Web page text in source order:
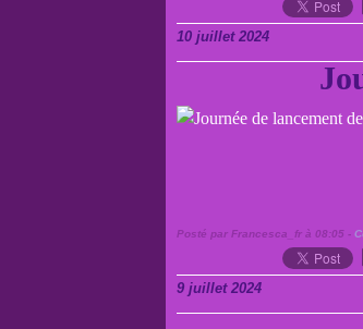
10 juillet 2024
Posté par Francesca_fr à 08:05 -
9 juillet 2024